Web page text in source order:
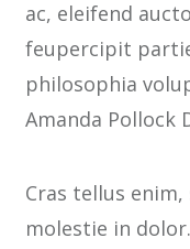
ac, eleifend
feupercipit
philosophia
Amanda Pollock
Cras tellus
molestie in